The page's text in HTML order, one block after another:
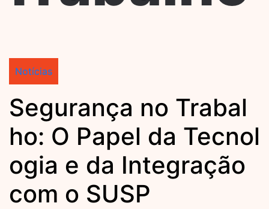
Notícias
Segurança no Trabal
ho: O Papel da Tecnol
ogia e da Integração
com o SUSP